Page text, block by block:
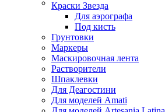
Краски Звезда
Для аэрографа
Под кисть
Грунтовки
Маркеры
Маскировочная лента
Растворители
Шпаклевки
Для Деагостини
Для моделей Amati